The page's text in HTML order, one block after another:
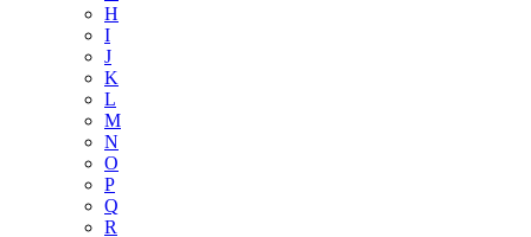
H
I
J
K
L
M
N
O
P
Q
R